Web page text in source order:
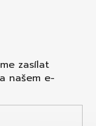
zasílat
našem e-